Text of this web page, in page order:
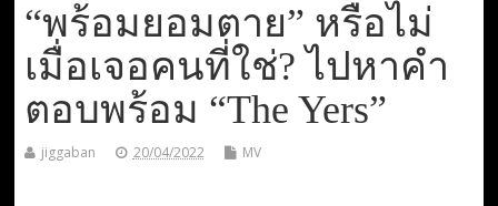
“พร้อมยอมตาย” หรือไม่
เมื่อเจอคนที่ใช่? ไปหาคำ
ตอบพร้อม “The Yers”
jiggaban 20/04/2022 MV